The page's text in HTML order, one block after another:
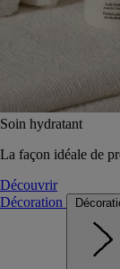
Soin hydratant
La façon idéale de
Découvrir
Décoration